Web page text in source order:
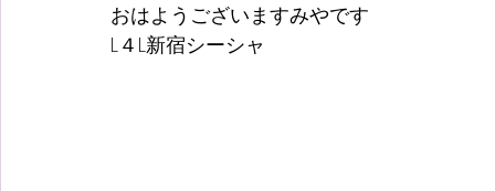
おはようございますみやです
L４L新宿シーシャ